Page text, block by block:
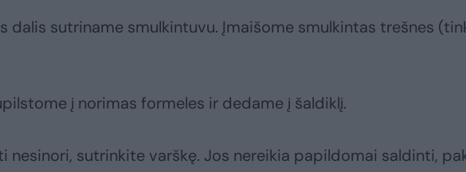
dalis sutriname smulkintuvu. Įmaišome smulkintas trešnes
į norimas formeles ir dedame į šaldiklį.
nesinori, sutrinkite varškę. Jos nereikia papildomai saldinti,